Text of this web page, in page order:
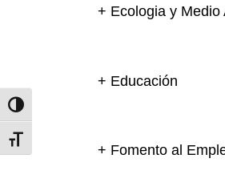
Toggle High Contrast
Toggle Font size
+ Ecologia y Medio
+ Educación
+ Fomento al